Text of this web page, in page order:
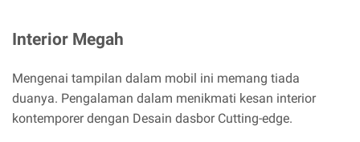
Interior Megah
Mengenai tampilan dalam mobil ini memang tiada
duanya. Pengalaman dalam menikmati kesan interior
kontemporer dengan Desain dasbor Cutting-edge.